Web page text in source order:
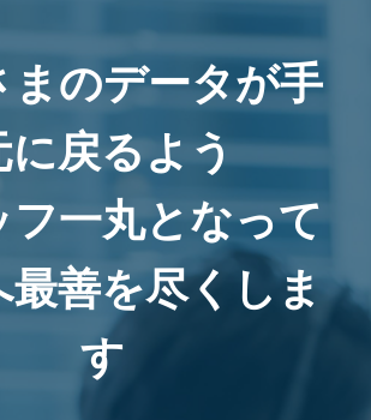
まのデータが手
に戻るよう
フ一丸となって
最善を尽くしま
す